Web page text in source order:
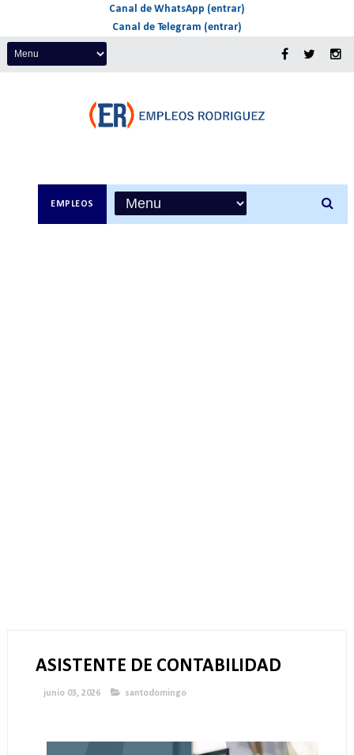
Canal de WhatsApp (entrar)
Canal de Telegram (entrar)
EMPLEOS
ASISTENTE DE CONTABILIDAD
junio 03, 2026 santodomingo